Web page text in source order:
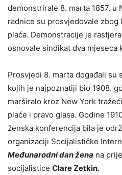
demonstrirale 8. marta 1857. u
radnice su prosvjedovale
plaća. Demonstracije je
osnovale sindikat dva mjeseca
Prosvjedi 8. marta događali su
kojih je najpoznatiji bio 1908.
marširalo kroz New York
plaće i pravo glasa. Godine
ženska konferencija bila je
organizaciji Socijalističke
Međunarodni dan žena na
socijalistice Clare Zetkin.